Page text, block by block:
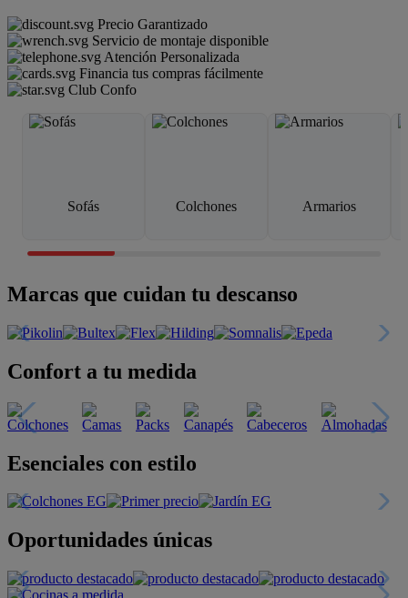
Precio Garantizado
Servicio de montaje disponible
Atención Personalizada
Financia tus compras fácilmente
Club Confo
Sofás Colchones Armarios
Marcas que cuidan tu descanso
Confort a tu medida
Esenciales con estilo
Oportunidades únicas